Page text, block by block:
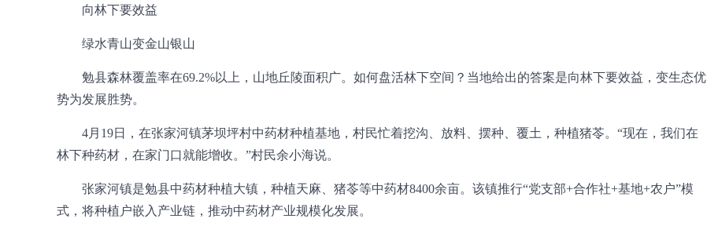
向林下要效益
绿水青山变金山银山
勉县森林覆盖率在69.2%以上，山地丘陵面积广。如何盘活林下空间？当地给出的答案是向林下要效益，变生态优
势为发展胜势。
4月19日，在张家河镇茅坝坪村中药材种植基地，村民忙着挖沟、放料、摆种、覆土，种植猪苓。“现在，我们在
林下种药材，在家门口就能增收。”村民余小海说。
张家河镇是勉县中药材种植大镇，种植天麻、猪苓等中药材8400余亩。该镇推行“党支部+合作社+基地+农户”模
式，将种植户嵌入产业链，推动中药材产业规模化发展。